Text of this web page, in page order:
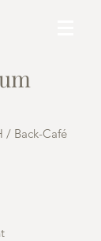
/ Back-Café